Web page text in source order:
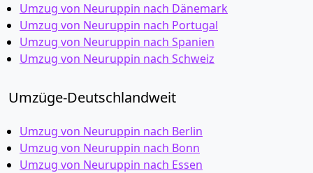
Umzug von Neuruppin nach Dänemark
Umzug von Neuruppin nach Portugal
Umzug von Neuruppin nach Spanien
Umzug von Neuruppin nach Schweiz
Umzüge-Deutschlandweit
Umzug von Neuruppin nach Berlin
Umzug von Neuruppin nach Bonn
Umzug von Neuruppin nach Essen